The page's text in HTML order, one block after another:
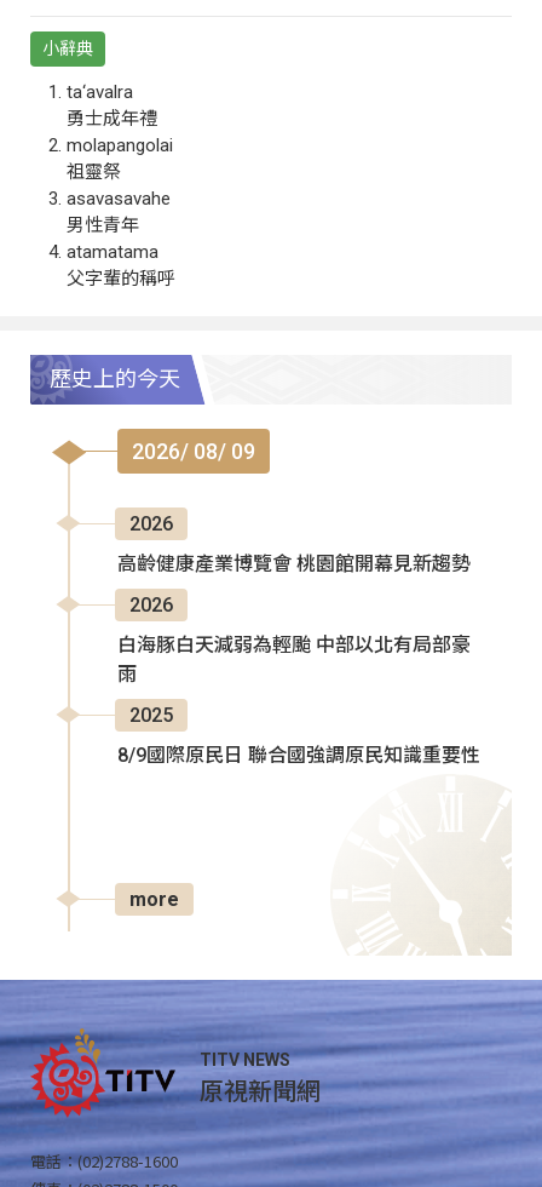
小辭典
ta‘avalra
勇士成年禮
molapangolai
祖靈祭
asavasavahe
男性青年
atamatama
父字輩的稱呼
歷史上的今天
2026/ 08/ 09
2026
高齡健康產業博覽會 桃園館開幕見新趨勢
2026
白海豚白天減弱為輕颱 中部以北有局部豪
雨
2025
8/9國際原民日 聯合國強調原民知識重要性
more
TITV NEWS
原視新聞網
電話：(02)2788-1600